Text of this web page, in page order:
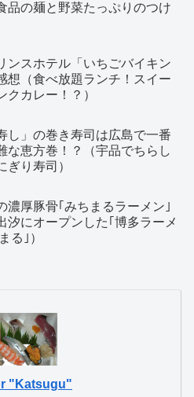
品の麺と野菜たっぷりのつけ
ンスホテル「いちごバイキン
想（食べ放題ランチ！スイー
クカレー！？）
し」の巻き寿司は広島で一番
な恵方巻！？（宇品でちらし
ぎり寿司）
濃厚豚骨｢みちまるラーメン｣
汐にオープンした｢博多ラーメ
る｣）
"Katsugu"